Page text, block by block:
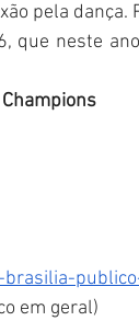
pela dança.
que neste
em geral)